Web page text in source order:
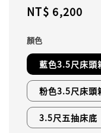
Regular
NT$ 6,200
顏色
藍色3.5尺床頭
粉色3.5尺床頭
3.5尺五抽床底